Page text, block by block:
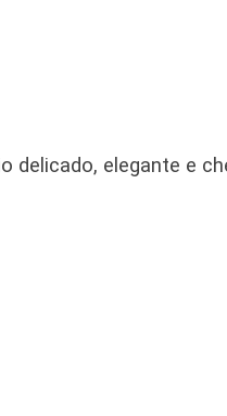
delicado, elegante e